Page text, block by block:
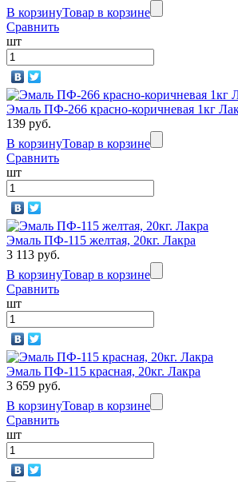
В корзинуТовар в корзине
Сравнить
шт
Эмаль ПФ-266 красно-коричневая 1кг
139 руб.
В корзинуТовар в корзине
Сравнить
шт
Эмаль ПФ-115 желтая, 20кг. Лакра
3 113 руб.
В корзинуТовар в корзине
Сравнить
шт
Эмаль ПФ-115 красная, 20кг. Лакра
3 659 руб.
В корзинуТовар в корзине
Сравнить
шт